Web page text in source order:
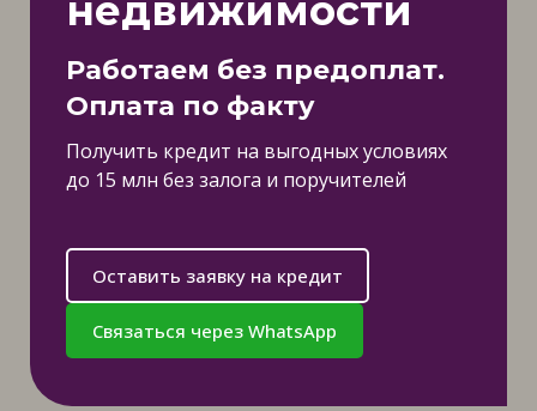
недвижимости
Работаем без предоплат.
Оплата по факту
Получить кредит на выгодных условиях
до 15 млн без залога и поручителей
Оставить заявку на кредит
Связаться через WhatsApp